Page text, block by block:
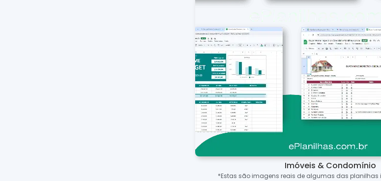
Imóveis & Condomínio
*Estas são imagens reais de algumas das